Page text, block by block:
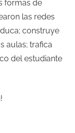
formas de
las redes
construye
aulas; trafica
del estudiante